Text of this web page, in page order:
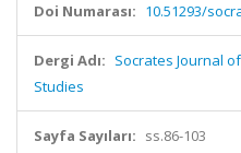
Doi Numarası: 10.51293/
Dergi Adı: Socrates Journal
Studies
Sayfa Sayıları: ss.86-103